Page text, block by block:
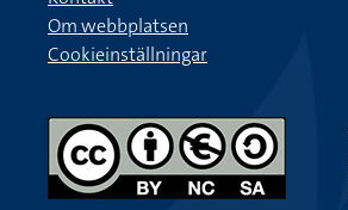
Om webbplatsen
Cookieinställningar